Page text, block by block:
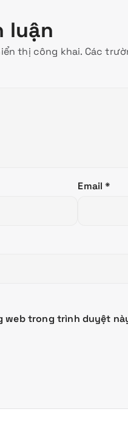
luận
thị công khai. Các
Email*
web trong trình duyệt